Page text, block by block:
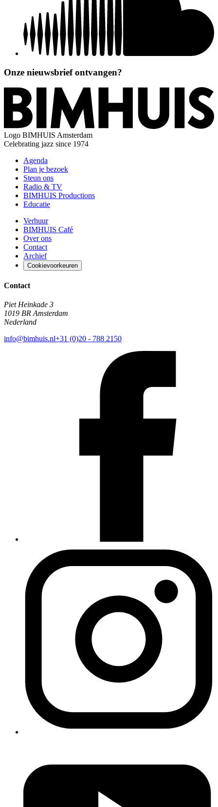
Onze nieuwsbrief ontvangen?
Logo BIMHUIS Amsterdam
Celebrating jazz since 1974
Agenda
Plan je bezoek
Steun ons
Radio & TV
BIMHUIS Productions
Educatie
Verhuur
BIMHUIS Café
Over ons
Contact
Archief
Cookievoorkeuren
Contact
Piet Heinkade 3
1019 BR Amsterdam
Nederland
info@bimhuis.nl+31 (0)20 - 788 2150